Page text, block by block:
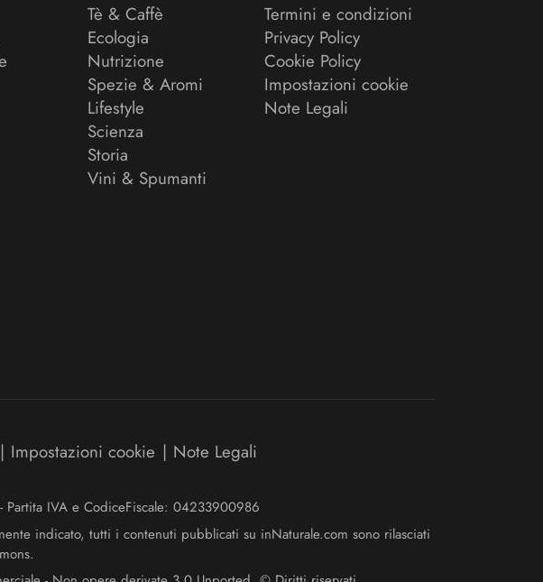
Tè & Caffè
Ecologia
Nutrizione
Spezie & Aromi
Lifestyle
Scienza
Storia
Vini & Spumanti
Termini e condizioni
Privacy Policy
Cookie Policy
Impostazioni cookie
Note Legali
| Impostazioni cookie | Note Legali
Partita IVA e CodiceFiscale: 04233900986
indicato, tutti i contenuti pubblicati su inNaturale.com sono rilasciati